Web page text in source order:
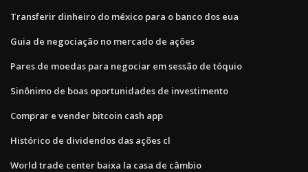
Transferir dinheiro do méxico para o banco dos eua
Guia de negociação no mercado de ações
Pares de moedas para negociar em sessão de tóquio
Sinônimo de boas oportunidades de investimento
Comprar e vender bitcoin cash app
Histórico de dividendos das ações cl
World trade center baixa la casa de câmbio